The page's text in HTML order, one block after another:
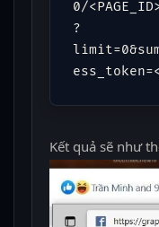
0/
?
Kết quả sẽ như